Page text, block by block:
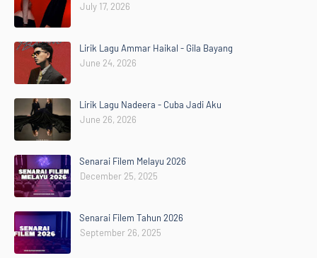
July 17, 2026
Lirik Lagu Ammar Haikal - Gila Bayang
June 24, 2026
Lirik Lagu Nadeera - Cuba Jadi Aku
June 26, 2026
Senarai Filem Melayu 2026
December 25, 2025
Senarai Filem Tahun 2026
September 26, 2025